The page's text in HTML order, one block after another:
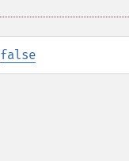
false